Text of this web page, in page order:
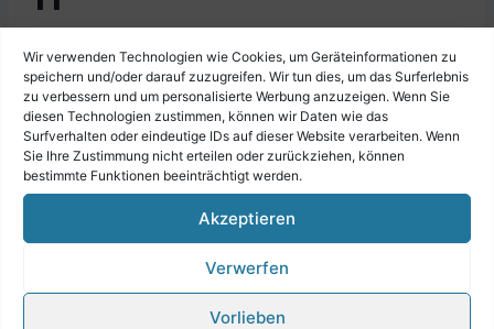
Wir verwenden Technologien wie Cookies, um Geräteinformationen zu
speichern und/oder darauf zuzugreifen. Wir tun dies, um das Surferlebnis
zu verbessern und um personalisierte Werbung anzuzeigen. Wenn Sie
diesen Technologien zustimmen, können wir Daten wie das
Surfverhalten oder eindeutige IDs auf dieser Website verarbeiten. Wenn
Sie Ihre Zustimmung nicht erteilen oder zurückziehen, können
bestimmte Funktionen beeinträchtigt werden.
Akzeptieren
Verwerfen
Vorlieben